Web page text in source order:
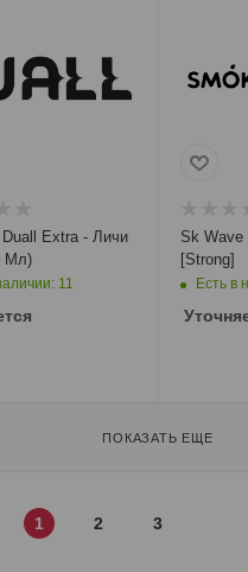
Extra - Личи
Мл)
11
Sk
[Strong]
Есть в
ПОКАЗАТЬ ЕЩЕ
1 2 3